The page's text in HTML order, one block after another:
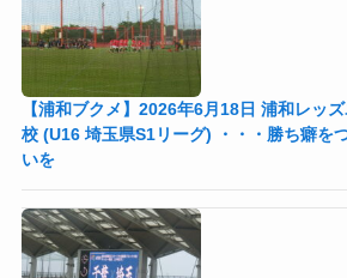
【浦和ブクメ】2026年6月18日 浦和レッ
校 (U16 埼玉県S1リーグ) ・・・勝ち癖を
いを